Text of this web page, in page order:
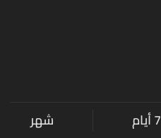
7 أيام شهر